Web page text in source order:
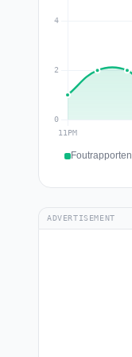
Foutrapporten
ADVERTISEMENT